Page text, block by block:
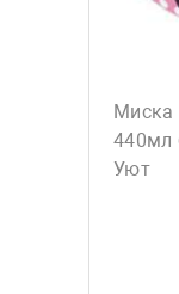
Миска
440мл
Уют